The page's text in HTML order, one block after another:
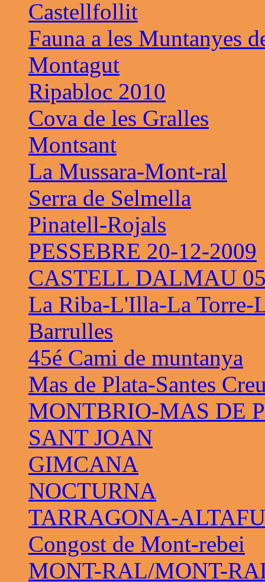
Castellfollit
Fauna a les Muntanyes
Montagut
Ripabloc 2010
Cova de les Gralles
Montsant
La Mussara-Mont-ral
Serra de Selmella
Pinatell-Rojals
PESSEBRE 20-12-2009
CASTELL DALMAU
La Riba-L'Illa-La Torre-
Barrulles
45é Cami de muntanya
Mas de Plata-Santes
MONTBRIO-MAS DE
SANT JOAN
GIMCANA
NOCTURNA
TARRAGONA-
Congost de Mont-rebei
MONT-RAL/MONT-